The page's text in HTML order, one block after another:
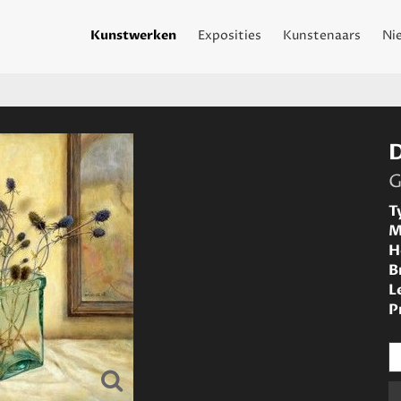
Kunstwerken Exposities Kunstenaars